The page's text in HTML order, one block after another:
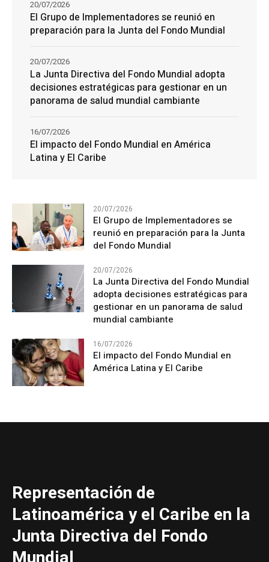
El Grupo de Implementadores se reunió en
preparación para la Junta del Fondo Mundial
20/07/2026
La Junta Directiva del Fondo Mundial adopta
decisiones estratégicas para gestionar en un
panorama de salud mundial cambiante
20/07/2026
El impacto del Fondo Mundial en América
Latina y El Caribe
16/07/2026
20/07/2026
El Grupo de Implementadores se
reunió en preparación para la Junta
del Fondo Mundial
20/07/2026
La Junta Directiva del Fondo Mundial
adopta decisiones estratégicas para
gestionar en un panorama de salud
mundial cambiante
16/07/2026
El impacto del Fondo Mundial en
América Latina y El Caribe
Representación de
Latinoamérica y el Caribe en la
Junta Directiva del Fondo